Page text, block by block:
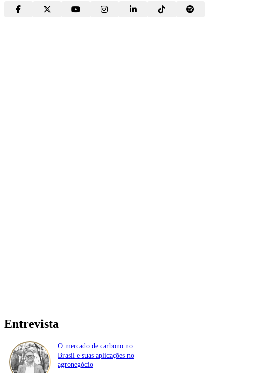
Entrevista
O mercado de carbono no
Brasil e suas aplicações no
agronegócio